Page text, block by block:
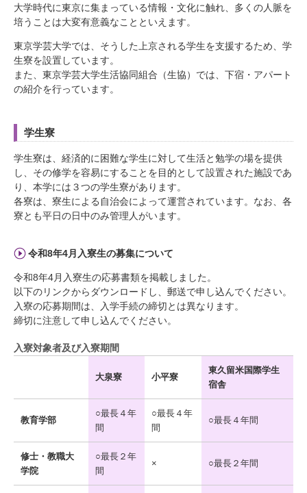
大学時代に東京に集まっている情報・文化に触れ、多くの人脈を
培うことは大変有意義なことといえます。
東京学芸大学では、そうした上京される学生を支援するため、学
生寮を設置しています。
また、東京学芸大学生活協同組合（生協）では、下宿・アパート
の紹介を行っています。
学生寮
学生寮は、経済的に困難な学生に対して生活と勉学の場を提供
し、その修学を容易にすることを目的として設置された施設であ
り、本学には３つの学生寮があります。
各寮は、寮生による自治会によって運営されています。なお、各
寮とも平日の日中のみ管理人がいます。
令和8年4月入寮生の募集について
令和8年4月入寮生の応募書類を掲載しました。
以下のリンクからダウンロードし、郵送で申し込んでください。
入寮の応募期間は、入学手続の締切とは異なります。
締切に注意して申し込んでください。
入寮対象者及び入寮期間
大泉寮 小平寮
東久留米国際学生
宿舎
教育学部
○最長４年
間
○最長４年
間
○最長４年間
修士・教職大
学院
○最長２年
間
× ○最長２年間